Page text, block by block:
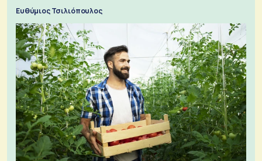
Ευθύμιος Τσιλιόπουλος